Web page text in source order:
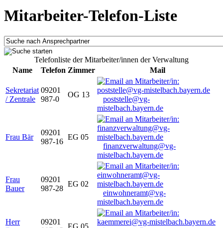
Mitarbeiter-Telefon-Liste
Telefonliste der Mitarbeiter/innen der Verwaltung
Name
Telefon Zimmer Mail
Sekretariat
/ Zentrale
09201
987-0
OG 13
poststelle@vg-
mistelbach.bayern.de
Frau Bär
09201
987-16
EG 05
finanzverwaltung@vg-
mistelbach.bayern.de
Frau
Bauer
09201
987-28
EG 02
einwohneramt@vg-
mistelbach.bayern.de
Herr
09201
EG 05